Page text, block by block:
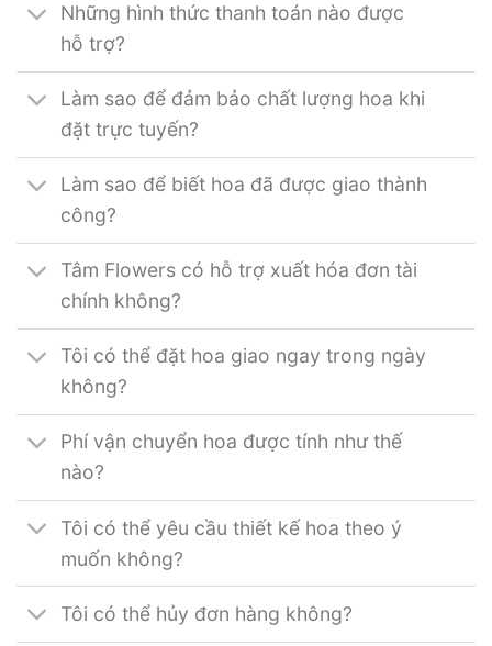
Những hình thức thanh toán nào được
hỗ trợ?
Làm sao để đảm bảo chất lượng hoa khi
đặt trực tuyến?
Làm sao để biết hoa đã được giao thành
công?
Tâm Flowers có hỗ trợ xuất hóa đơn tài
chính không?
Tôi có thể đặt hoa giao ngay trong ngày
không?
Phí vận chuyển hoa được tính như thế
nào?
Tôi có thể yêu cầu thiết kế hoa theo ý
muốn không?
Tôi có thể hủy đơn hàng không?